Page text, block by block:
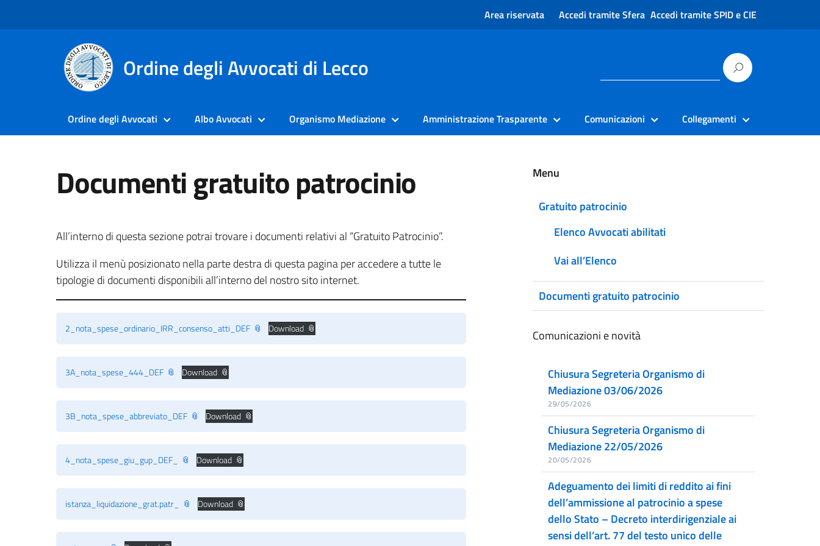
Area riservata Accedi tramite Sfera Accedi tramite SPID e CIE
Ordine degli Avvocati di Lecco
Ordine degli Avvocati Albo Avvocati Organismo Mediazione Amministrazione Trasparente Comunicazioni Collegamenti
Documenti gratuito patrocinio
All’interno di questa sezione potrai trovare i documenti relativi al “Gratuito Patrocinio”.
Utilizza il menù posizionato nella parte destra di questa pagina per accedere a tutte le
tipologie di documenti disponibili all’interno del nostro sito internet.
2_nota_spese_ordinario_IRR_consenso_atti_DEF Download
3A_nota_spese_444_DEF Download
3B_nota_spese_abbreviato_DEF Download
4_nota_spese_giu_gup_DEF_ Download
istanza_liquidazione_grat.patr_ Download
Menu
Gratuito patrocinio
Elenco Avvocati abilitati
Vai all’Elenco
Documenti gratuito patrocinio
Comunicazioni e novità
Chiusura Segreteria Organismo di
Mediazione 03/06/2026
29/05/2026
Chiusura Segreteria Organismo di
Mediazione 22/05/2026
20/05/2026
Adeguamento dei limiti di reddito ai fini
dell’ammissione al patrocinio a spese
dello Stato – Decreto interdirigenziale ai
sensi dell’art. 77 del testo unico delle